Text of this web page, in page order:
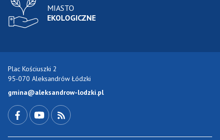
MIASTO
EKOLOGICZNE
Plac Kościuszki 2
95-070 Aleksandrów Łódzki
gmina@aleksandrow-lodzki.pl